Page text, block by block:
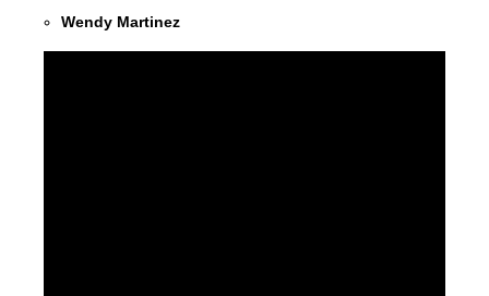
Wendy Martinez